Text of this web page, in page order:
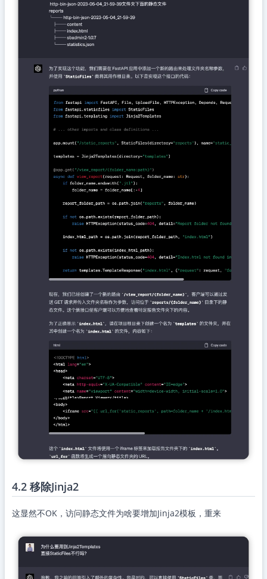
4.2 移除Jinja2
这显然不OK，访问静态文件为啥要增加Jinja2模板，重来